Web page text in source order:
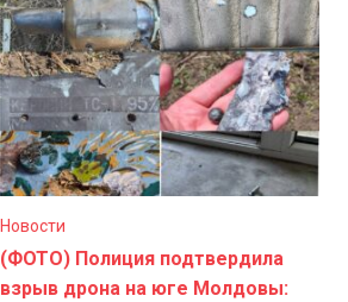
Новости
(ФОТО) Полиция подтвердила
взрыв дрона на юге Молдовы: